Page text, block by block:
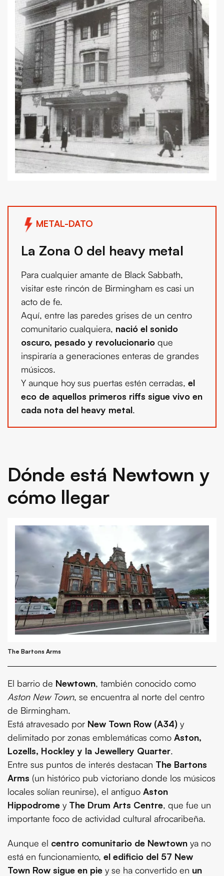
METAL-DATO
La Zona 0 del heavy metal
Para cualquier amante de Black Sabbath,
visitar este rincón de Birmingham es casi un
acto de fe.
Aquí, entre las paredes grises de un centro
comunitario cualquiera, nació el sonido
oscuro, pesado y revolucionario que
inspiraría a generaciones enteras de grandes
músicos.
Y aunque hoy sus puertas estén cerradas, el
eco de aquellos primeros riffs sigue vivo en
cada nota del heavy metal.
Dónde está Newtown y
cómo llegar
The Bartons Arms
El barrio de Newtown, también conocido como
Aston New Town, se encuentra al norte del centro
de Birmingham.
Está atravesado por New Town Row (A34) y
delimitado por zonas emblemáticas como Aston,
Lozells, Hockley y la Jewellery Quarter.
Entre sus puntos de interés destacan The Bartons
Arms (un histórico pub victoriano donde los músicos
locales solían reunirse), el antiguo Aston
Hippodrome y The Drum Arts Centre, que fue un
importante foco de actividad cultural afrocaribeña.
Aunque el centro comunitario de Newtown ya no
está en funcionamiento, el edificio del 57 New
Town Row sigue en pie y se ha convertido en un